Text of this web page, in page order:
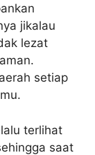
jikalau
lezat
setiap
terlihat
saat